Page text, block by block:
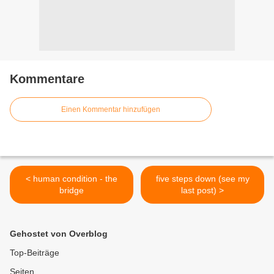
Kommentare
Einen Kommentar hinzufügen
< human condition - the
bridge
five steps down (see my
last post) >
Gehostet von Overblog
Top-Beiträge
Seiten